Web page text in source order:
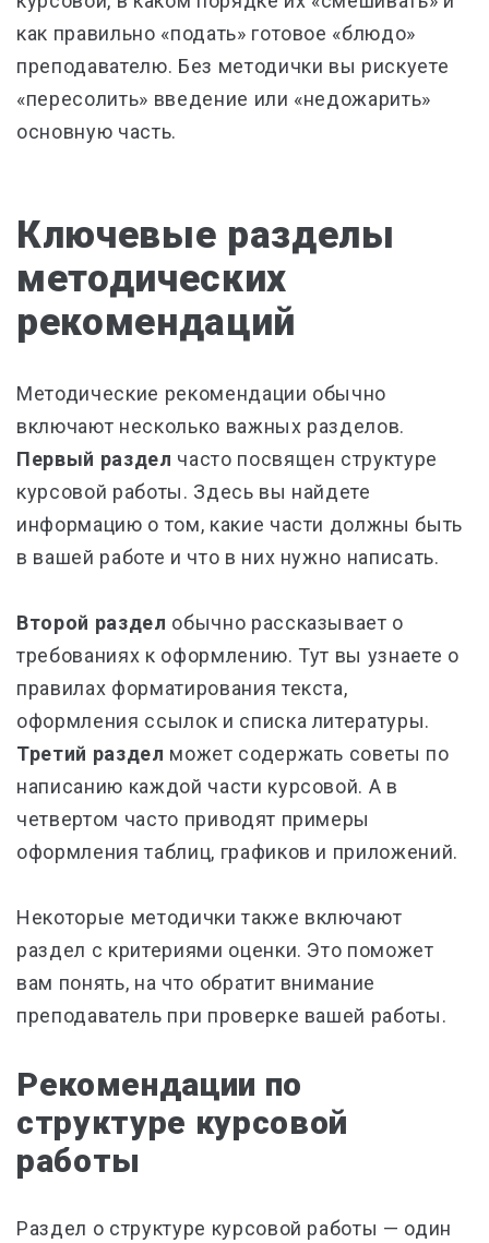
как правильно «подать» готовое «блюдо»
преподавателю. Без методички вы рискуете
«пересолить» введение или «недожарить»
основную часть.
Ключевые разделы
методических
рекомендаций
Методические рекомендации обычно
включают несколько важных разделов.
Первый раздел часто посвящен структуре
курсовой работы. Здесь вы найдете
информацию о том, какие части должны быть
в вашей работе и что в них нужно написать.
Второй раздел обычно рассказывает о
требованиях к оформлению. Тут вы узнаете о
правилах форматирования текста,
оформления ссылок и списка литературы.
Третий раздел может содержать советы по
написанию каждой части курсовой. А в
четвертом часто приводят примеры
оформления таблиц, графиков и приложений.
Некоторые методички также включают
раздел с критериями оценки. Это поможет
вам понять, на что обратит внимание
преподаватель при проверке вашей работы.
Рекомендации по
структуре курсовой
работы
Раздел о структуре курсовой работы — один